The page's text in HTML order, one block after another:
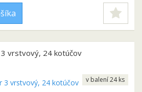
vrstvový, 24 kotúčov
v balení 24 ks